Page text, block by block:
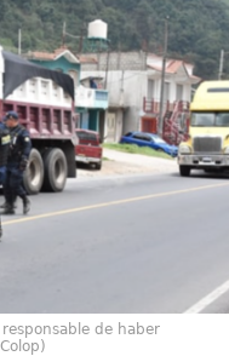
de haber